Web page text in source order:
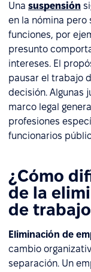
Una suspensión
en la nómina pero
funciones, por
presunto
intereses. El
pausar el trabajo
decisión. Algunas
marco legal
profesiones
funcionarios
¿Cómo
de la
de
Eliminación de
cambio
separación. Un